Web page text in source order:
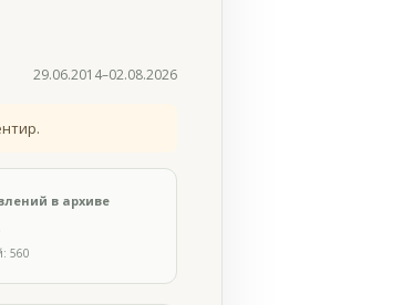
29.06.2014–02.08.2026
в архиве
560